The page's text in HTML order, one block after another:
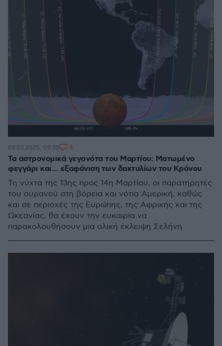
Τα αστρονομικά γεγονότα του Μαρτίου: Ματωμένο
φεγγάρι και… εξαφάνιση των δακτυλίων του Κρόνου
Τη νύχτα της 13ης προς 14η Μαρτίου, οι παρατηρητές
του ουρανού στη βόρεια και νότια Αμερική, καθώς
και σε περιοχές της Ευρώπης, της Αφρικής και της
Ωκεανίας, θα έχουν την ευκαιρία να
παρακολουθήσουν μια ολική έκλειψη Σελήνη
09.03.2025, 09:30 4